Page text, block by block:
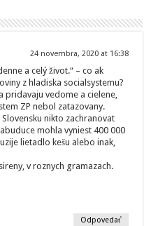
24 novembra, 2020 at 16:38
a celý život.“ – co ak
z hladiska socialsystemu?
pridavaju vedome a cielene,
ZP nebol zatazovany.
nikto zachranovat
mohla vyniest 400 000
lietadlo kešu alebo inak,
v roznych gramazach.
Odpovedať